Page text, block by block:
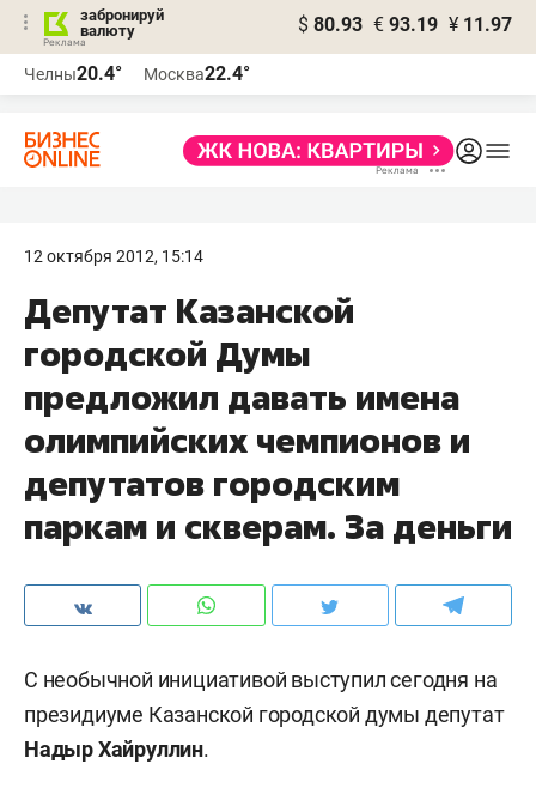
забронируй
валюту
$ 80.93 € 93.19 ¥ 11.97
Челны20.4° Москва22.4°
12 октября 2012, 15:14
Депутат Казанской
городской Думы
предложил давать имена
олимпийских чемпионов и
депутатов городским
паркам и скверам. За деньги
С необычной инициативой выступил сегодня на
президиуме Казанской городской думы депутат
Надыр Хайруллин.